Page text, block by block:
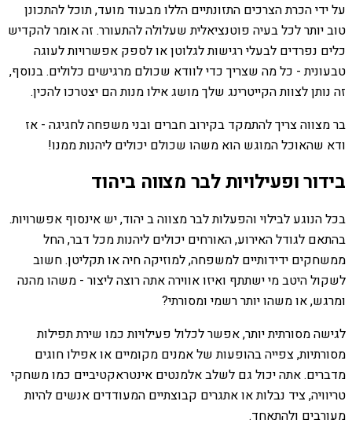
על ידי הכרת הצרכים התזונתיים הללו מבעוד מועד, תוכל להתכונן
טוב יותר לכל בעיה פוטנציאלית שעלולה להתעורר. זה אומר להקדיש
כלים נפרדים לבעלי רגישות לגלוטן או לספק אפשרויות לעוגה
טבעונית - כל מה שצריך כדי לוודא שכולם מרגישים כלולים. בנוסף,
זה נותן לצוות הקייטרינג שלך מושג אילו מנות הם יצטרכו להכין.
בר מצווה צריך להתמקד בקירוב חברים ובני משפחה לחגיגה - אז
ודא שהאוכל המוגש הוא משהו שכולם יכולים ליהנות ממנו!
בידור ופעילויות לבר מצווה ביהוד
בכל הנוגע לבילוי והפעלות לבר מצווה ב יהוד, יש אינסוף אפשרויות.
בהתאם לגודל האירוע, האורחים יכולים ליהנות מכל דבר, החל
ממשחקים ידידותיים למשפחה, למוזיקה חיה או תקליטן. חשוב
לשקול היטב מי ישתתף ואיזו אווירה אתה רוצה ליצור - משהו מהנה
ומרגש, או משהו יותר רשמי ומסורתי?
לגישה מסורתית יותר, אפשר לכלול פעילויות כמו שירת תפילות
מסורתיות, צפייה בהופעות של אמנים מקומיים או אפילו חוגים
מדברים. אתה יכול גם לשלב אלמנטים אינטראקטיביים כמו משחקי
טריוויה, ציד נבלות או אתגרים קבוצתיים המעודדים אנשים להיות
מעורבים ולהתאחד.